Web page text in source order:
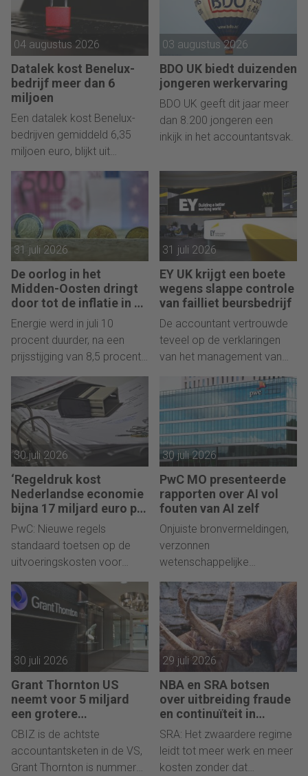
04 augustus 2026
Datalek kost Benelux-
bedrijf meer dan 6
miljoen
Een datalek kost Benelux-
bedrijven gemiddeld 6,35
miljoen euro, blijkt uit
onderzoek van IBM.
03 augustus 2026
BDO UK biedt duizenden
jongeren werkervaring
BDO UK geeft dit jaar meer
dan 8.200 jongeren een
inkijk in het accountantsvak.
31 juli 2026
De oorlog in het
Midden-Oosten dringt
door tot de inflatie in de
eurozone
Energie werd in juli 10
procent duurder, na een
prijsstijging van 8,5 procent
in juni.
31 juli 2026
EY UK krijgt een boete
wegens slappe controle
van failliet beursbedrijf
De accountant vertrouwde
teveel op de verklaringen
van het management van
Made.com
30 juli 2026
‘Regeldruk kost
Nederlandse economie
bijna 17 miljard euro per
jaar’
PwC: Nieuwe regels
standaard toetsen op de
uitvoeringskosten voor
bedrijven.
30 juli 2026
PwC MO presenteerde
rapporten over AI vol
fouten van AI zelf
Onjuiste bronvermeldingen,
verzonnen
wetenschappelijke
verwijzingen en niet-
verifieerbare informatie.
30 juli 2026
Grant Thornton US
neemt voor 5 miljard
een grotere
accountantsketen over
CBIZ is de achtste
accountantsketen in de VS,
Grant Thornton is nummer
29 juli 2026
NBA en SRA botsen
over uitbreiding fraude
en continuïteit in
controleverklaringen
SRA: Het zwaardere regime
leidt tot meer werk en meer
kosten zonder dat